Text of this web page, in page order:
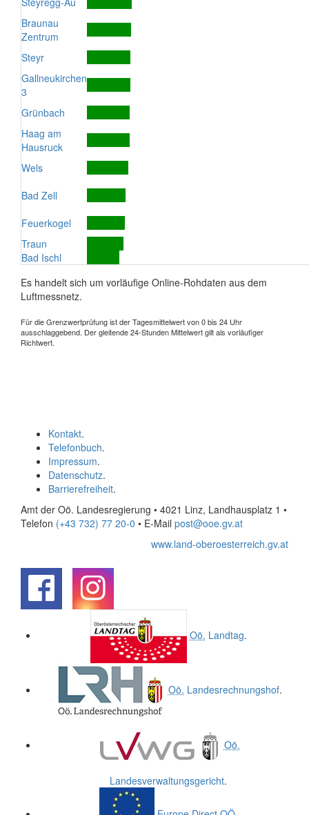
Braunau
Zentrum
Steyr
Gallneukirchen
3
Grünbach
Haag am
Hausruck
Wels
Bad Zell
Feuerkogel
Traun
Bad Ischl
Es handelt sich um vorläufige Online-Rohdaten aus dem
Luftmessnetz.
Für die Grenzwertprüfung ist der Tagesmittelwert von 0 bis 24 Uhr
ausschlaggebend. Der gleitende 24-Stunden Mittelwert gilt als vorläufiger
Richtwert.
Kontakt.
Telefonbuch.
Impressum.
Datenschutz.
Barrierefreiheit.
Amt der Oö. Landesregierung • 4021 Linz, Landhausplatz 1 •
Telefon (+43 732) 77 20-0 • E-Mail post@ooe.gv.at
www.land-oberoesterreich.gv.at
Oö. Landtag.
Oö. Landesrechnungshof.
Oö.
Landesverwaltungsgericht.